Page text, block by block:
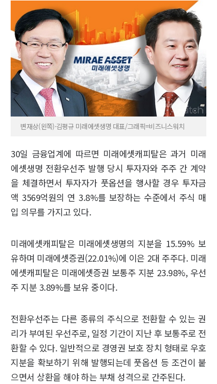
변재상(왼쪽)·김평규 미래에셋생명 대표/그래픽=비즈니스워치
30일 금융업계에 따르면 미래에셋캐피탈은 과거 미래
에셋생명 전환우선주 발행 당시 투자자와 주주 간 계약
을 체결하면서 투자자가 풋옵션을 행사할 경우 투자금
액 3569억원의 연 3.8%를 보장하는 수준에서 주식 매
입 의무를 가지고 있다.
미래에셋캐피탈은 미래에셋생명의 지분을 15.59% 보
유하며 미래에셋증권(22.01%)에 이은 2대 주주다. 미래
에셋캐피탈은 미래에셋증권 보통주 지분 23.98%, 우선
주 지분 3.89%를 보유 중이다.
전환우선주는 다른 종류의 주식으로 전환할 수 있는 권
리가 부여된 우선주로, 일정 기간이 지난 후 보통주로 전
환할 수 있다. 일반적으로 경영권 보호 장치 형태로 우호
지분을 확보하기 위해 발행되는데 풋옵션 등 조건이 붙
으면서 상환을 해야 하는 부채 성격으로 간주된다.